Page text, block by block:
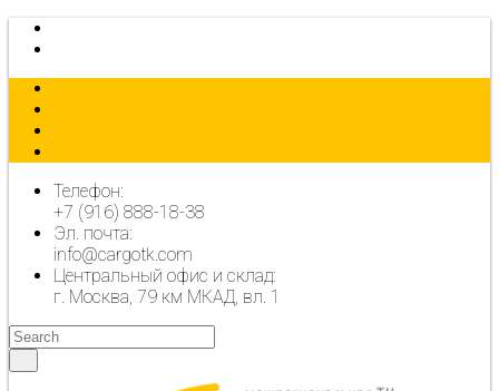
Телефон:
+7 (916) 888-18-38
Эл. почта:
info@cargotk.com
Центральный офис и склад:
г. Москва, 79 км МКАД, вл. 1